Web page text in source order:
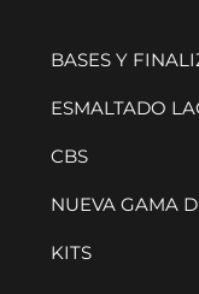
BASES Y
ESMALTADO
CBS
NUEVA GAMA
KITS